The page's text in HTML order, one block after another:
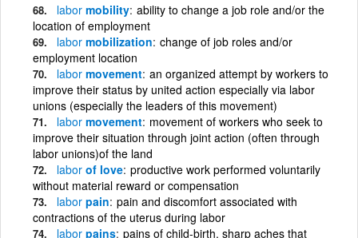
labor mobility ability to change a job role and/or the
location of employment
labor mobilization change of job roles and/or
employment location
labor movement an organized attempt by workers to
improve their status by united action especially via labor
unions (especially the leaders of this movement)
labor movement movement of workers who seek to
improve their situation through joint action (often through
labor unions)of the land
labor of love productive work performed voluntarily
without material reward or compensation
labor pain pain and discomfort associated with
contractions of the uterus during labor
labor pains pains of child-birth, sharp aches that